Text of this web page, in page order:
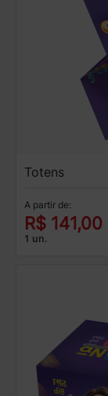
Totens
A partir de:
R$ 141,00
1 un.